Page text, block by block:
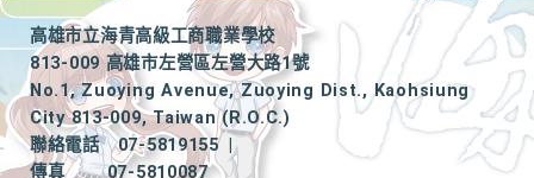
高雄市立海青高級工商職業學校
813-009 高雄市左營區左營大路1號
No.1, Zuoying Avenue, Zuoying Dist., Kaohsiung
City 813-009, Taiwan (R.O.C.)
聯絡電話
07-5819155
|
傳真
07-5810087